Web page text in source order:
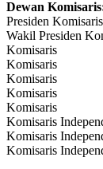
Dewan
Presiden
Wakil Presiden
Komisaris
Komisaris
Komisaris
Komisaris
Komisaris
Komisaris
Komisaris
Komisaris